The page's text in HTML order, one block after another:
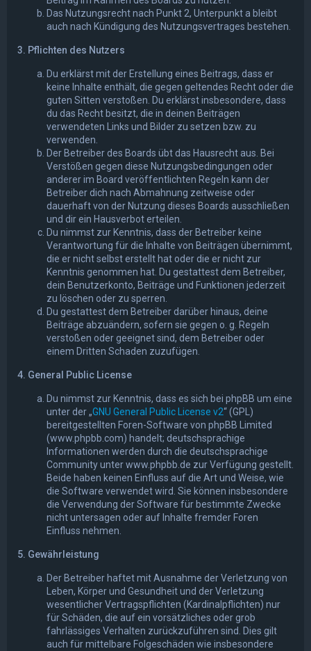
Das Nutzungsrecht nach Punkt 2, Unterpunkt a bleibt
auch nach Kündigung des Nutzungsvertrages bestehen.
3. Pflichten des Nutzers
Du erklärst mit der Erstellung eines Beitrags, dass er
keine Inhalte enthält, die gegen geltendes Recht oder die
guten Sitten verstoßen. Du erklärst insbesondere, dass
du das Recht besitzt, die in deinen Beiträgen
verwendeten Links und Bilder zu setzen bzw. zu
verwenden.
Der Betreiber des Boards übt das Hausrecht aus. Bei
Verstößen gegen diese Nutzungsbedingungen oder
anderer im Board veröffentlichten Regeln kann der
Betreiber dich nach Abmahnung zeitweise oder
dauerhaft von der Nutzung dieses Boards ausschließen
und dir ein Hausverbot erteilen.
Du nimmst zur Kenntnis, dass der Betreiber keine
Verantwortung für die Inhalte von Beiträgen übernimmt,
die er nicht selbst erstellt hat oder die er nicht zur
Kenntnis genommen hat. Du gestattest dem Betreiber,
dein Benutzerkonto, Beiträge und Funktionen jederzeit
zu löschen oder zu sperren.
Du gestattest dem Betreiber darüber hinaus, deine
Beiträge abzuändern, sofern sie gegen o. g. Regeln
verstoßen oder geeignet sind, dem Betreiber oder
einem Dritten Schaden zuzufügen.
4. General Public License
Du nimmst zur Kenntnis, dass es sich bei phpBB um eine
unter der „GNU General Public License v2“ (GPL)
bereitgestellten Foren-Software von phpBB Limited
(www.phpbb.com) handelt; deutschsprachige
Informationen werden durch die deutschsprachige
Community unter www.phpbb.de zur Verfügung gestellt.
Beide haben keinen Einfluss auf die Art und Weise, wie
die Software verwendet wird. Sie können insbesondere
die Verwendung der Software für bestimmte Zwecke
nicht untersagen oder auf Inhalte fremder Foren
Einfluss nehmen.
5. Gewährleistung
Der Betreiber haftet mit Ausnahme der Verletzung von
Leben, Körper und Gesundheit und der Verletzung
wesentlicher Vertragspflichten (Kardinalpflichten) nur
für Schäden, die auf ein vorsätzliches oder grob
fahrlässiges Verhalten zurückzuführen sind. Dies gilt
auch für mittelbare Folgeschäden wie insbesondere